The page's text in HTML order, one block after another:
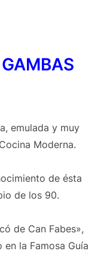
emulada y muy
Moderna.
de ésta
de los 90.
de Can Fabes»,
la Famosa Guía